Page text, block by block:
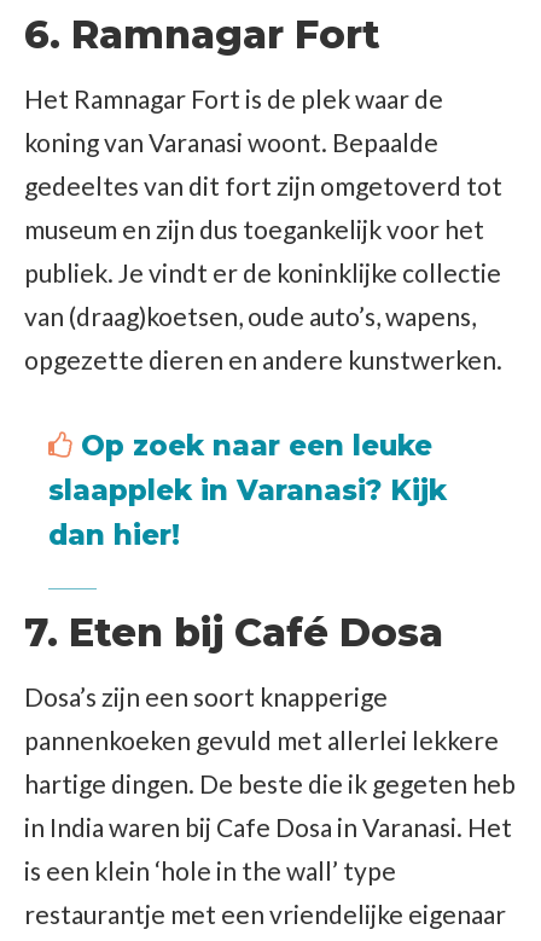
6. Ramnagar Fort
Het Ramnagar Fort is de plek waar de
koning van Varanasi woont. Bepaalde
gedeeltes van dit fort zijn omgetoverd tot
museum en zijn dus toegankelijk voor het
publiek. Je vindt er de koninklijke collectie
van (draag)koetsen, oude auto’s, wapens,
opgezette dieren en andere kunstwerken.
Op zoek naar een leuke
slaapplek in Varanasi? Kijk
dan hier!
7. Eten bij Café Dosa
Dosa’s zijn een soort knapperige
pannenkoeken gevuld met allerlei lekkere
hartige dingen. De beste die ik gegeten heb
in India waren bij Cafe Dosa in Varanasi. Het
is een klein ‘hole in the wall’ type
restaurantje met een vriendelijke eigenaar